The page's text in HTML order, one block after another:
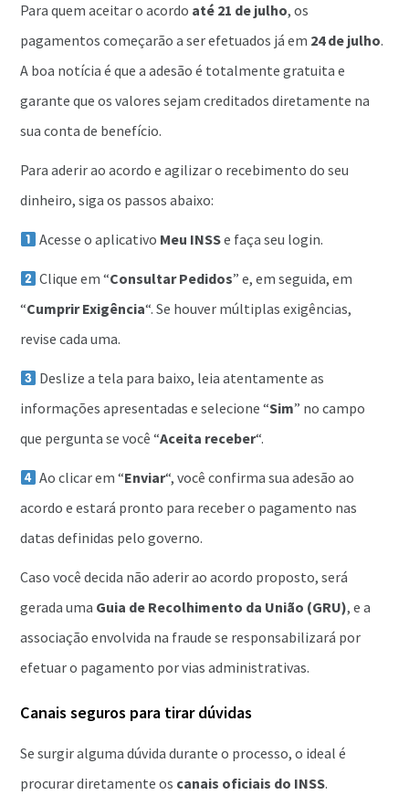
Para quem aceitar o acordo até 21 de julho, os
pagamentos começarão a ser efetuados já em 24 de julho.
A boa notícia é que a adesão é totalmente gratuita e
garante que os valores sejam creditados diretamente na
sua conta de benefício.
Para aderir ao acordo e agilizar o recebimento do seu
dinheiro, siga os passos abaixo:
Acesse o aplicativo Meu INSSe faça seu login.
Clique em “Consultar Pedidos” e, em seguida, em
“Cumprir Exigência“. Se houver múltiplas exigências,
revise cada uma.
Deslize a tela para baixo, leia atentamente as
informações apresentadas e selecione “Sim” no campo
que pergunta se você “Aceita receber“.
Ao clicar em “Enviar“, você confirma sua adesão ao
acordo e estará pronto para receber o pagamento nas
datas definidas pelo governo.
Caso você decida não aderir ao acordo proposto, será
gerada uma Guia de Recolhimento da União (GRU), e a
associação envolvida na fraude se responsabilizará por
efetuar o pagamento por vias administrativas.
Canais seguros para tirar dúvidas
Se surgir alguma dúvida durante o processo, o ideal é
procurar diretamente os canais oficiais do INSS.